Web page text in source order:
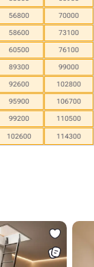
56800 70000
58600 73100
60500 76100
89300 99000
92600 102800
95900 106700
99200 110500
102600 114300